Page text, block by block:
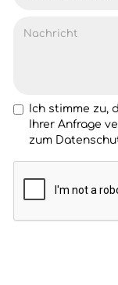
Ich stimme zu,
Ihrer Anfrage
zum